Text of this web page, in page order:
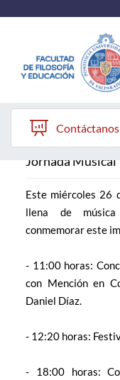
Quiénes somos
Líneas de trabajo 2025-
Proyecto Conocimientos
Contáctanos
Jornada Musical
Este miércoles 26
llena de
conmemorar este
- 11:00 horas:
con Mención en
Daniel Díaz.
- 12:20 horas:
- 18:00 horas: